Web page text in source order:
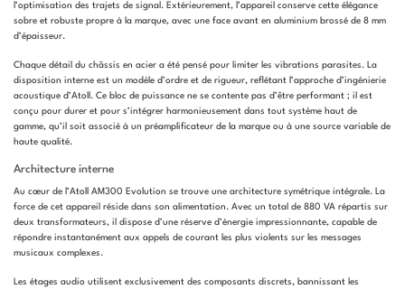
l’optimisation des trajets de signal. Extérieurement, l’appareil conserve cette élégance
sobre et robuste propre à la marque, avec une face avant en aluminium brossé de 8 mm
d’épaisseur.
Chaque détail du châssis en acier a été pensé pour limiter les vibrations parasites. La
disposition interne est un modèle d’ordre et de rigueur, reflétant l’approche d’ingénierie
acoustique d’Atoll. Ce bloc de puissance ne se contente pas d’être performant ; il est
conçu pour durer et pour s’intégrer harmonieusement dans tout système haut de
gamme, qu’il soit associé à un préamplificateur de la marque ou à une source variable de
haute qualité.
Architecture interne
Au cœur de l’Atoll AM300 Evolution se trouve une architecture symétrique intégrale. La
force de cet appareil réside dans son alimentation. Avec un total de 880 VA répartis sur
deux transformateurs, il dispose d’une réserve d’énergie impressionnante, capable de
répondre instantanément aux appels de courant les plus violents sur les messages
musicaux complexes.
Les étages audio utilisent exclusivement des composants discrets, bannissant les